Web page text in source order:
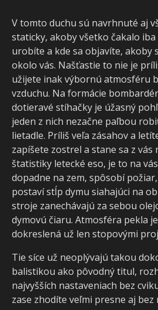
V tomto duchu sú navrhnuté aj
staticky, akoby všetko čakalo iba
urobíte a kde sa objavíte, akoby
okolo vás. Našťastie to nie je
užijete inak výbornú atmosféru
vzduchu. Na formácie
dotieravé stíhačky je úžasný
jeden z nich nezačne paľbou
lietadle. Príliš veľa zásahov a
zapíšete zostrel a stane sa z
štatistiky letecké eso, je to na
dopadne na zem, spôsobí
postaví stĺp dymu siahajúci na
stroje zanechávajú za sebou
dymovú čiaru. Atmosféra pekla
dokreslená už len stopovými
Tie síce už neoplývajú takou
balistikou ako pôvodný titul,
najvyšších nastaveniach bez
zase zhodíte veľmi presne aj